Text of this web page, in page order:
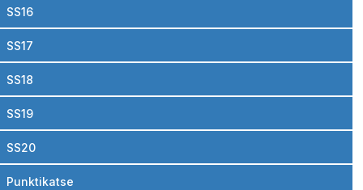
SS16
SS17
SS18
SS19
SS20
Punktikatse